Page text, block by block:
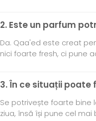
2. Este un parfum
Da. Qaa'ed este creat
nici foarte fresh, ci pune
3. În ce situații
Se potrivește foarte bine
ziua, însă își pune cel